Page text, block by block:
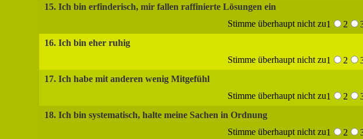
15. Ich bin erfinderisch, mir fallen raffinierte Lösungen ein
Stimme überhaupt nicht zu1 2
16. Ich bin eher ruhig
Stimme überhaupt nicht zu1 2
17. Ich habe mit anderen wenig Mitgefühl
Stimme überhaupt nicht zu1 2
18. Ich bin systematisch, halte meine Sachen in Ordnung
Stimme überhaupt nicht zu1 2